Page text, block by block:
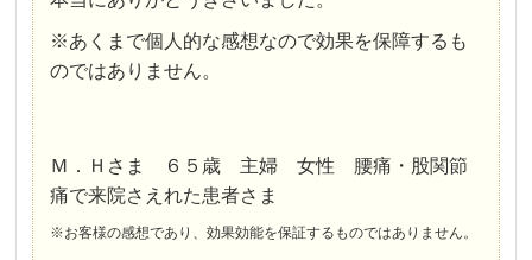
※あくまで個人的な感想なので効果を保障するも
のではありません。
Ｍ．Ｈさま ６５歳 主婦 女性 腰痛・股関節
痛で来院さえれた患者さま
※お客様の感想であり、効果効能を保証するものではありません。